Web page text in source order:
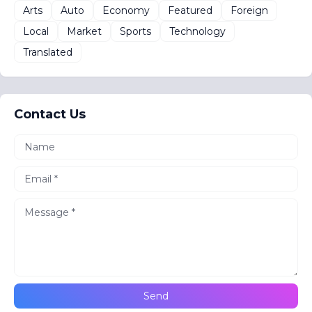
Arts Auto Economy Featured
Foreign
Local
Market Sports
Technology
Translated
Contact Us